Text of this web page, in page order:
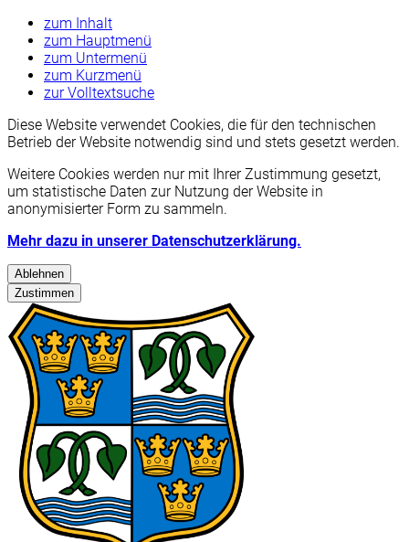
zum Inhalt
zum Hauptmenü
zum Untermenü
zum Kurzmenü
zur Volltextsuche
Diese Website verwendet Cookies, die für den technischen
Betrieb der Website notwendig sind und stets gesetzt werden.
Weitere Cookies werden nur mit Ihrer Zustimmung gesetzt,
um statistische Daten zur Nutzung der Website in
anonymisierter Form zu sammeln.
Mehr dazu in unserer Datenschutzerklärung.
Ablehnen
Zustimmen